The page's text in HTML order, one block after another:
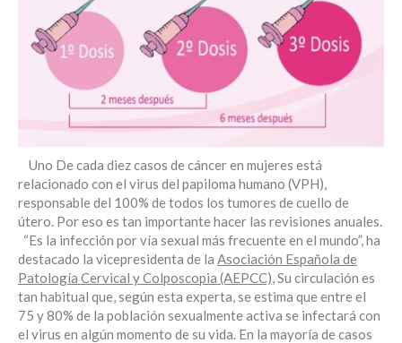
Uno De cada diez casos de cáncer en mujeres está
relacionado con el virus del papiloma humano (VPH),
responsable del 100% de todos los tumores de cuello de
útero. Por eso es tan importante hacer las revisiones anuales.
“Es la infección por vía sexual más frecuente en el mundo”, ha
destacado la vicepresidenta de la Asociación Española de
Patología Cervical y Colposcopia (AEPCC) , Su circulación es
tan habitual que, según esta experta, se estima que entre el
75 y 80% de la población sexualmente activa se infectará con
el virus en algún momento de su vida. En la mayoría de casos